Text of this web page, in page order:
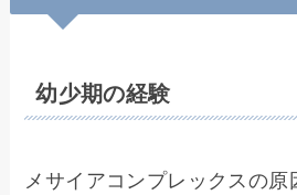
幼少期の経験
メサイアコンプレックスの原